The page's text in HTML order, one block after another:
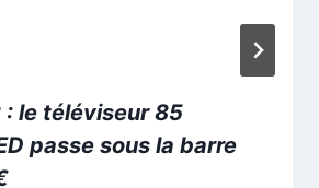
: le téléviseur 85
passe sous la barre